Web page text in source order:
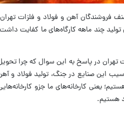
فروشندگان آهن و فولاد و فلزات
چند ماهه کارگاه‌های ما کفایت
در پاسخ به این سوال که چرا
آسیب این صنایع در جنگ، تولید فولاد
یعنی کارخانه‌های ما جزو